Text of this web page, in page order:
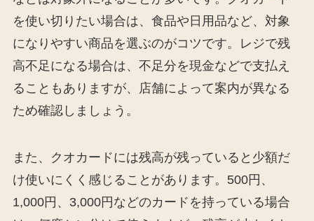
を使い切りたい場合は、食品や日用品など、対象
になりやすい商品を選ぶのがコツです。レジで残
高不足になる場合は、不足分を現金などで支払え
ることもありますが、店舗によって案内が異なる
ため確認しましょう。
また、クオカードには残高が残っていると少額だ
け使いにくく感じることがあります。500円、
1,000円、3,000円などのカードを持っている場合